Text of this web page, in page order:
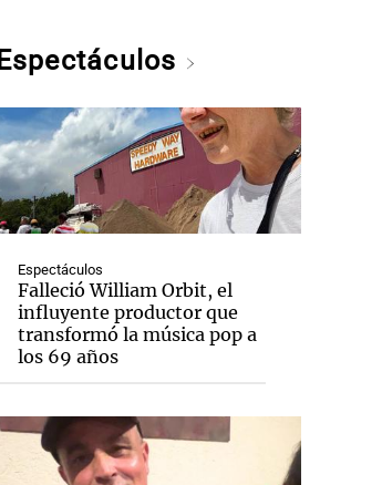
Espectáculos
Espectáculos
Falleció William Orbit, el
influyente productor que
transformó la música pop a
los 69 años